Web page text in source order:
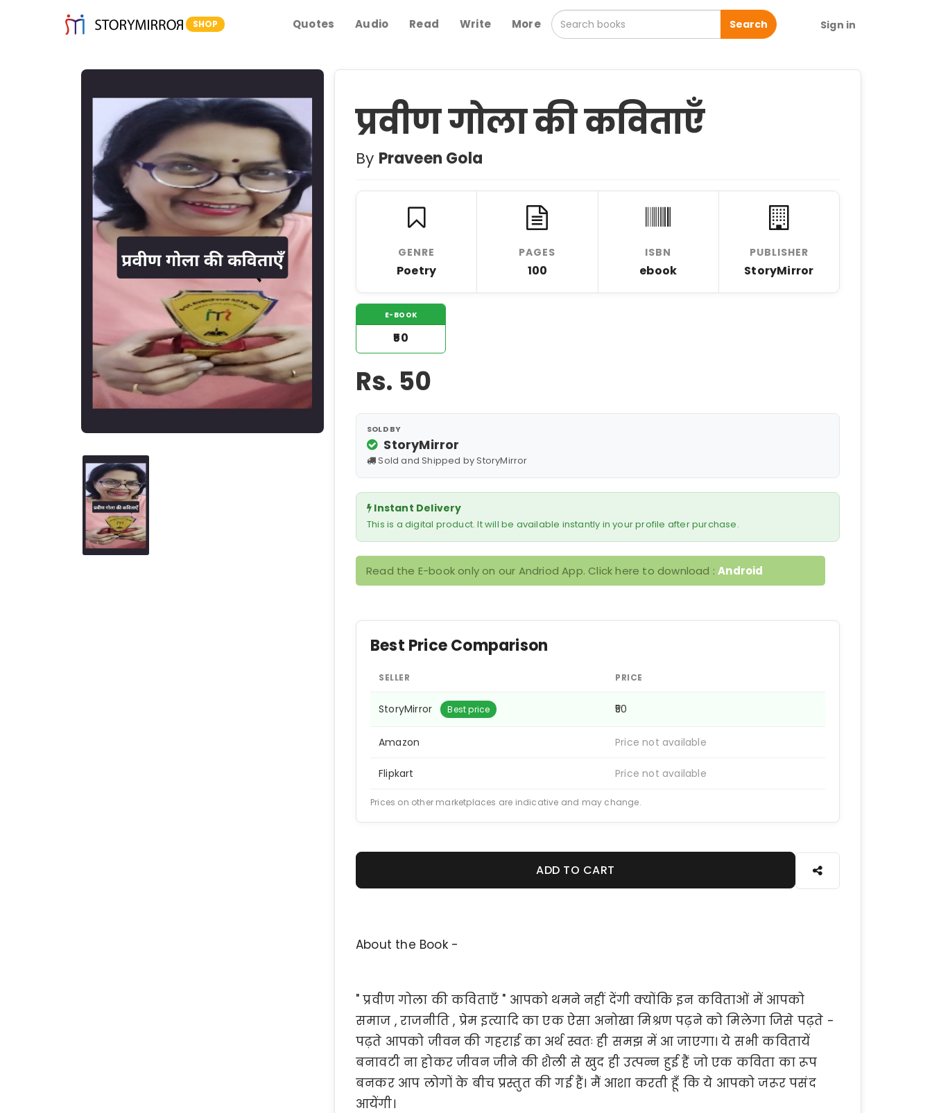
SHOP Quotes Audio Read Write More Search Sign in
प्रवीण गोला की कविताएँ
By Praveen Gola
GENRE
Poetry
PAGES
100
ISBN
ebook
PUBLISHER
StoryMirror
E-BOOK
₹50
Rs. 50
SOLD BY
StoryMirror
Sold and Shipped by StoryMirror
Instant Delivery
This is a digital product. It will be available instantly in your profile after purchase.
Read the E-book only on our Andriod App. Click here to download :Android
Best Price Comparison
SELLER PRICE
StoryMirror Best price ₹50
Amazon Price not available
Flipkart Price not available
Prices on other marketplaces are indicative and may change.
ADD TO CART
About the Book -
" प्रवीण गोला की कविताएँ " आपको थमने नहीं देंगी क्योंकि इन कविताओं में आपको
समाज , राजनीति , प्रेम इत्यादि का एक ऐसा अनोखा मिश्रण पढ़ने को मिलेगा जिसे पढ़ते -
पढ़ते आपको जीवन की गहराई का अर्थ स्वतः ही समझ में आ जाएगा। ये सभी कवितायें
बनावटी ना होकर जीवन जीने की शैली से खुद ही उत्पन्न हुई हैं जो एक कविता का रूप
बनकर आप लोगों के बीच प्रस्तुत की गई हैं। मैं आशा करती हूँ कि ये आपको जरूर पसंद
आयेंगी।